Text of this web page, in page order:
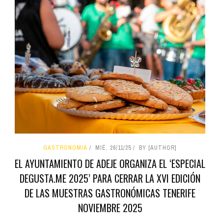
GASTRONOMIA MIÉ, 26/11/25 BY [AUTHOR]
EL AYUNTAMIENTO DE ADEJE ORGANIZA EL ‘ESPECIAL
DEGUSTA.ME 2025’ PARA CERRAR LA XVI EDICIÓN
DE LAS MUESTRAS GASTRONÓMICAS TENERIFE
NOVIEMBRE 2025